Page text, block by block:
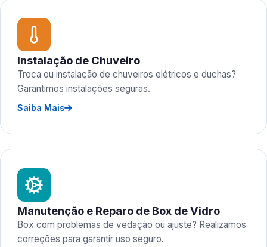
Instalação de Chuveiro
Troca ou instalação de chuveiros elétricos e duchas?
Garantimos instalações seguras.
Saiba Mais
Manutenção e Reparo de Box de Vidro
Box com problemas de vedação ou ajuste? Realizamos
correções para garantir uso seguro.